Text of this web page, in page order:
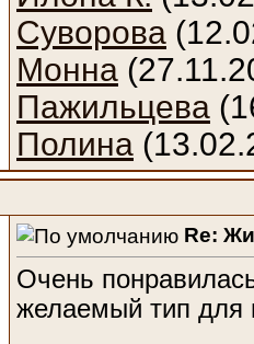
Суворова
Монна
Пажильцева
Полина
Re:
Очень
желаемый тип для